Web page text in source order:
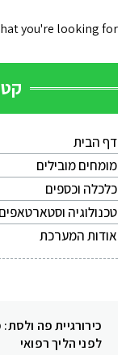
you're looking for.
דף הבית
מומחים מובילים
כלכלה וכספים
טכנולוגיה וסטארטאפים
אודות המערכת
כירורגיית פה
לפני הליך רפואי